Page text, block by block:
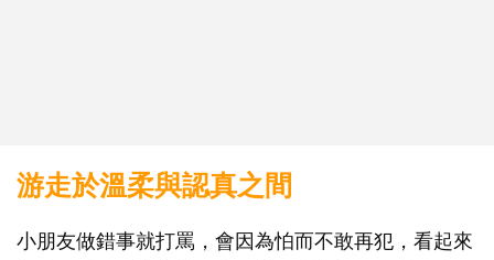
游走於溫柔與認真之間
小朋友做錯事就打罵，會因為怕而不敢再犯，看起來